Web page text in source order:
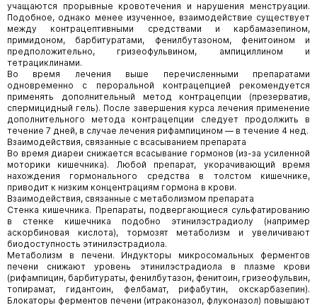
учащаются прорывные кровотечения и нарушения менструации.
Подобное, однако менее изученное, взаимодействие существует
между контрацептивными средствами и карбамазепином,
примидоном, барбитуратами, фенилбутазоном, фенитоином и
предположительно, гризеофульвином, ампициллином и
тетрациклинами.
Во время лечения выше перечисленными препаратами
одновременно с пероральной контрацепцией рекомендуется
применять дополнительный метод контрацепции (презерватив,
спермицидный гель). После завершения курса лечения применение
дополнительного метода контрацепции следует продолжить в
течение 7 дней, в случае лечения рифампицином — в течение 4 нед.
Взаимодействия, связанные с всасыванием препарата
Во время диареи снижается всасывание гормонов (из-за усиленной
моторики кишечника). Любой препарат, укорачивающий время
нахождения гормонального средства в толстом кишечнике,
приводит к низким концентрациям гормона в крови.
Взаимодействия, связанные с метаболизмом препарата
Стенка кишечника. Препараты, подвергающиеся сульфатированию
в стенке кишечника подобно этинилэстрадиолу (например
аскорбиновая кислота), тормозят метаболизм и увеличивают
биодоступность этинилэстрадиола.
Метаболизм в печени. Индукторы микросомальных ферментов
печени снижают уровень этинилэстрадиола в плазме крови
(рифампицин, барбитураты, фенилбутазон, фенитоин, гризеофульвин,
топирамат, гидантоин, фелбамат, рифабутин, окскарбазепин).
Блокаторы ферментов печени (итраконазол, флуконазол) повышают